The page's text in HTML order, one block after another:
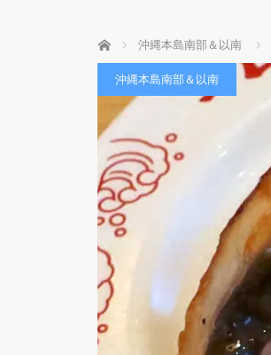
ホーム 沖縄本島南部＆以南
沖縄本島南部＆以南